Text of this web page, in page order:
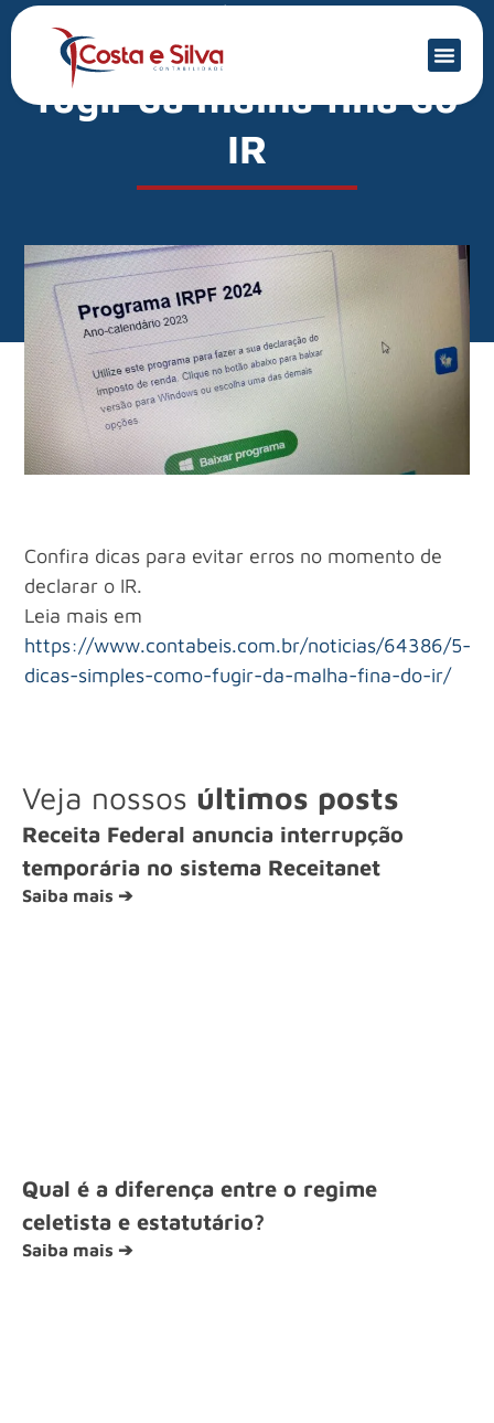
Mercado Financeiro
5 dicas simples como
fugir da malha fina do
IR
Confira dicas para evitar erros no momento de
declarar o IR.
Leia mais em
https://www.contabeis.com.br/noticias/64386/5-
dicas-simples-como-fugir-da-malha-fina-do-ir/
Veja nossos últimos posts
Receita Federal anuncia interrupção
temporária no sistema Receitanet
Saiba mais ➔
Qual é a diferença entre o regime
celetista e estatutário?
Saiba mais ➔